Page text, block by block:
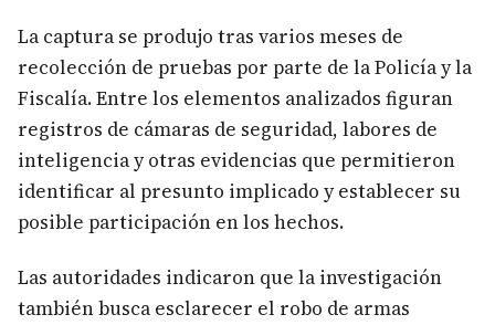
La captura se produjo tras varios meses de
recolección de pruebas por parte de la Policía y la
Fiscalía. Entre los elementos analizados figuran
registros de cámaras de seguridad, labores de
inteligencia y otras evidencias que permitieron
identificar al presunto implicado y establecer su
posible participación en los hechos.
Las autoridades indicaron que la investigación
también busca esclarecer el robo de armas